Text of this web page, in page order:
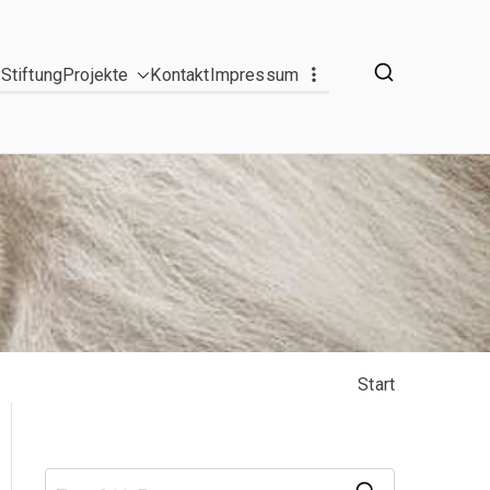
StiftungProjekte KontaktImpressum
Start